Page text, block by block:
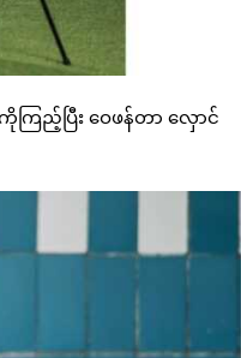
ည့်ပြီး ဝေဖန်တာ လှောင်